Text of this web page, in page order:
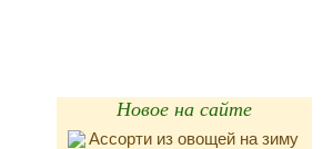
Новое на сайте